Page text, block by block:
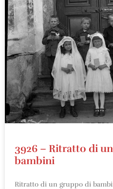
3926 – Ritratto di
bambini
Ritratto di un gruppo di